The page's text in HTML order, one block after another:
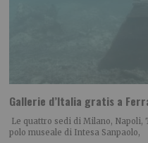
Gallerie d’Italia gratis a
Le quattro sedi di Milano, Napoli,
polo museale di Intesa Sanpaolo,